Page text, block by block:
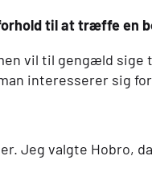
til at træffe en
vil til gengæld sige
interesserer sig
Jeg valgte Hobro,